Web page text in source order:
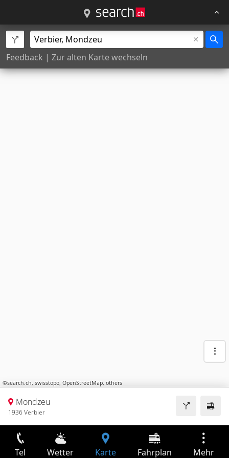
Feedback | Zur alten Karte wechseln
©search.ch, swisstopo, OpenStreetMap, others
Mondzeu
1936 Verbier
Tel Wetter Karte Fahrplan Mehr